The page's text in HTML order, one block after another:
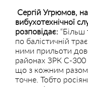
Сергій Угрюмов,
вибухотехнічної
розповідає: “Більш
по балістичній
ними прильоти
районах ЗРК С-300
що з кожним разом
точне. Тобто